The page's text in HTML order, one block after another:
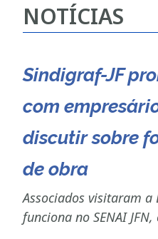
NOTÍCIAS
Sindigraf-JF
com
discutir sobre
de obra
Associados visitaram a
funciona no SENAI